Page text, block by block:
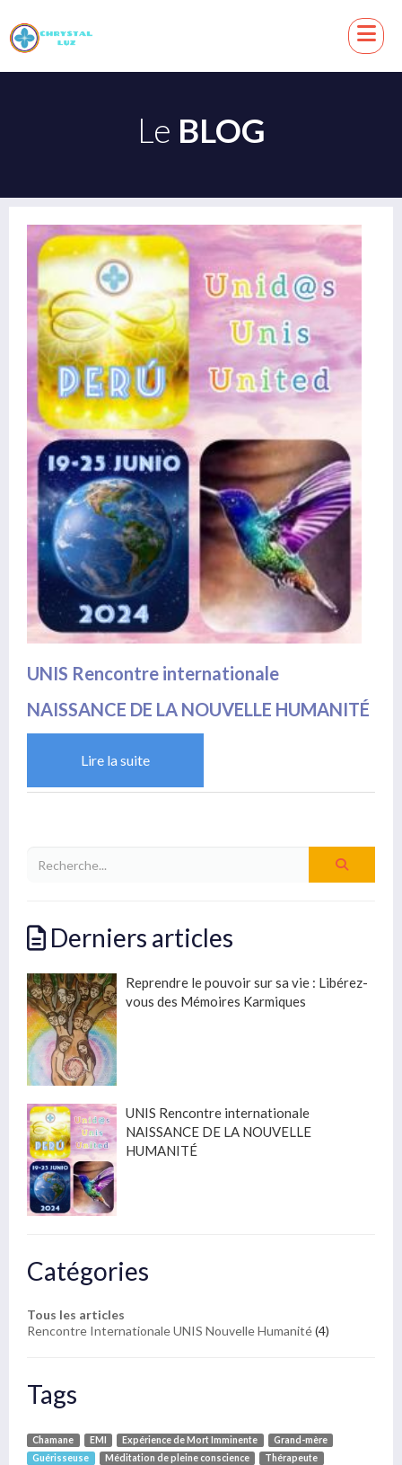
Le BLOG
UNIS Rencontre internationale
NAISSANCE DE LA NOUVELLE HUMANITÉ
Lire la suite
Derniers articles
Reprendre le pouvoir sur sa vie : Libérez-
vous des Mémoires Karmiques
UNIS Rencontre internationale
NAISSANCE DE LA NOUVELLE
HUMANITÉ
Catégories
Tous les articles
Rencontre Internationale UNIS Nouvelle Humanité(4)
Tags
Chamane EMI Expérience de Mort Imminente
Grand-mère
Guérisseuse
Méditation de pleine conscience Thérapeute